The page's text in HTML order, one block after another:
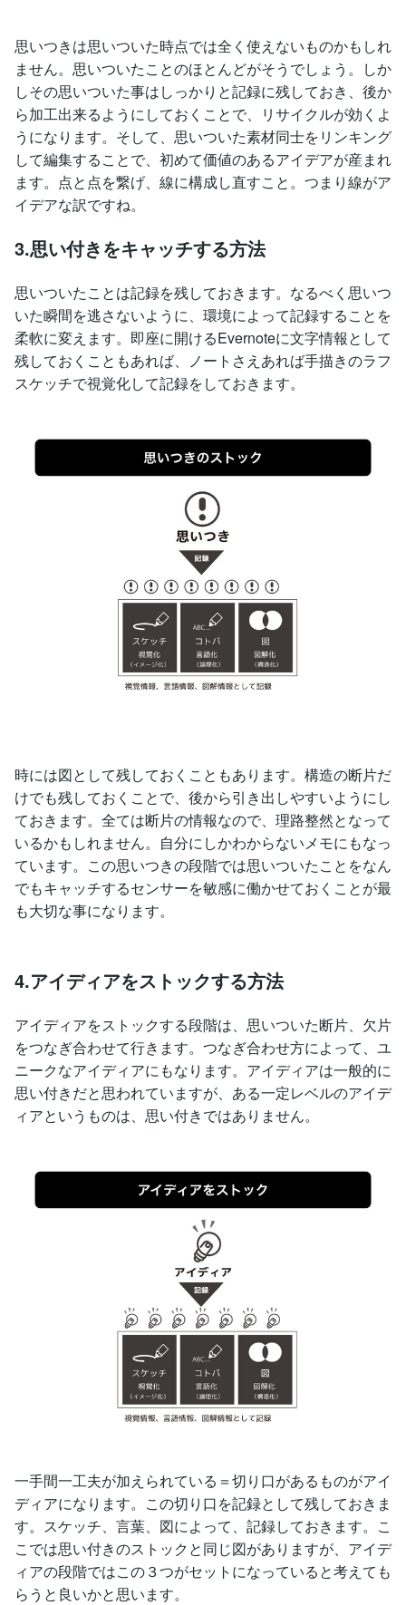
思いつきは思いついた時点では全く使えないものかもしれ
ません。思いついたことのほとんどがそうでしょう。しか
しその思いついた事はしっかりと記録に残しておき、後か
ら加工出来るようにしておくことで、リサイクルが効くよ
うになります。そして、思いついた素材同士をリンキング
して編集することで、初めて価値のあるアイデアが産まれ
ます。点と点を繋げ、線に構成し直すこと。つまり線がア
イデアな訳ですね。
3.思い付きをキャッチする方法
思いついたことは記録を残しておきます。なるべく思いつ
いた瞬間を逃さないように、環境によって記録することを
柔軟に変えます。即座に開けるEvernoteに文字情報として
残しておくこともあれば、ノートさえあれば手描きのラフ
スケッチで視覚化して記録をしておきます。
時には図として残しておくこともあります。構造の断片だ
けでも残しておくことで、後から引き出しやすいようにし
ておきます。全ては断片の情報なので、理路整然となって
いるかもしれません。自分にしかわからないメモにもなっ
ています。この思いつきの段階では思いついたことをなん
でもキャッチするセンサーを敏感に働かせておくことが最
も大切な事になります。
4.アイディアをストックする方法
アイディアをストックする段階は、思いついた断片、欠片
をつなぎ合わせて行きます。つなぎ合わせ方によって、ユ
ニークなアイディアにもなります。アイディアは一般的に
思い付きだと思われていますが、ある一定レベルのアイデ
ィアというものは、思い付きではありません。
一手間一工夫が加えられている＝切り口があるものがアイ
ディアになります。この切り口を記録として残しておきま
す。スケッチ、言葉、図によって、記録しておきます。こ
こでは思い付きのストックと同じ図がありますが、アイデ
ィアの段階ではこの３つがセットになっていると考えても
らうと良いかと思います。